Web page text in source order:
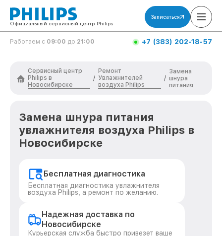
Официальный сервисный центр Philips
Записаться
Работаем с 09:00 до 21:00 +7 (383) 202-18-57
Сервисный центр
Philips в
Новосибирске
/
Ремонт
Увлажнителей
воздуха Philips
/
Замена
шнура
питания
Замена шнура питания
увлажнителя воздуха Philips в
Новосибирске
Бесплатная диагностика
Бесплатная диагностика увлажнителя
воздуха Philips, а ремонт по желанию.
Надежная доставка по
Новосибирске
Курьерская служба быстро привезет ваше